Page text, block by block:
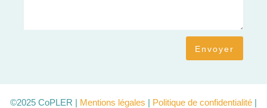
Envoyer
©2025 CoPLER | Mentions légales | Politique de confidentialité |